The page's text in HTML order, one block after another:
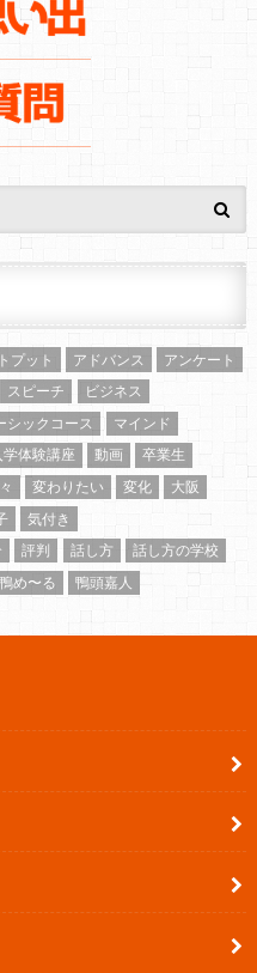
プット アドバンス
アンケート
スピーチ
ビジネス
シックコース
マインド
学体験講座 動画
卒業生
変わりたい 変化
大阪
気付き
評判 話し方
話し方の学校
鴨め〜る 鴨頭嘉人